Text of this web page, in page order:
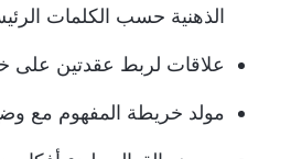
الذهنية حسب الكلمات
علاقات لربط عقدتين على
مولد خريطة المفهوم مع